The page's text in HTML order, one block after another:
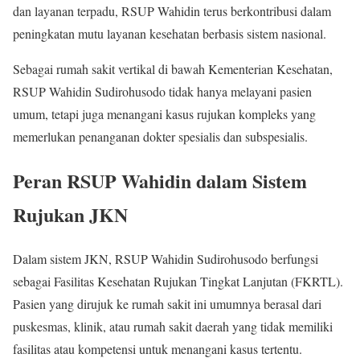
dan layanan terpadu, RSUP Wahidin terus berkontribusi dalam
peningkatan mutu layanan kesehatan berbasis sistem nasional.
Sebagai rumah sakit vertikal di bawah Kementerian Kesehatan,
RSUP Wahidin Sudirohusodo tidak hanya melayani pasien
umum, tetapi juga menangani kasus rujukan kompleks yang
memerlukan penanganan dokter spesialis dan subspesialis.
Peran RSUP Wahidin dalam Sistem
Rujukan JKN
Dalam sistem JKN, RSUP Wahidin Sudirohusodo berfungsi
sebagai Fasilitas Kesehatan Rujukan Tingkat Lanjutan (FKRTL).
Pasien yang dirujuk ke rumah sakit ini umumnya berasal dari
puskesmas, klinik, atau rumah sakit daerah yang tidak memiliki
fasilitas atau kompetensi untuk menangani kasus tertentu.